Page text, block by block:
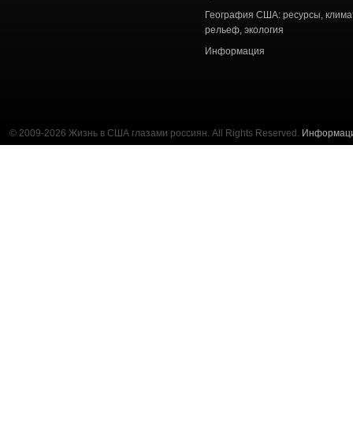
География США: ресурсы,
рельеф, экология
Информация
© 2009-2026 Жизнь в США глазами россиян. All Rights Reserved.